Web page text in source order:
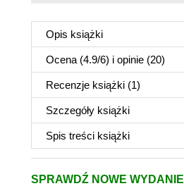
Opis książki
Ocena (4.9/6) i opinie (20)
Recenzje książki (1)
Szczegóły książki
Spis treści książki
SPRAWDŹ NOWE WYDANIE